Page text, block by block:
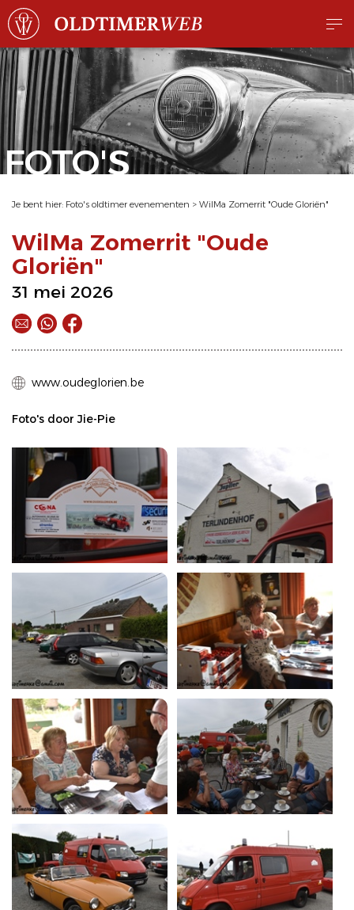
FOTO'S
Je bent hier: Foto's oldtimer evenementen > WilMa Zomerrit "Oude Gloriën"
WilMa Zomerrit "Oude
Gloriën"
31 mei 2026
www.oudeglorien.be
Foto's door Jie-Pie